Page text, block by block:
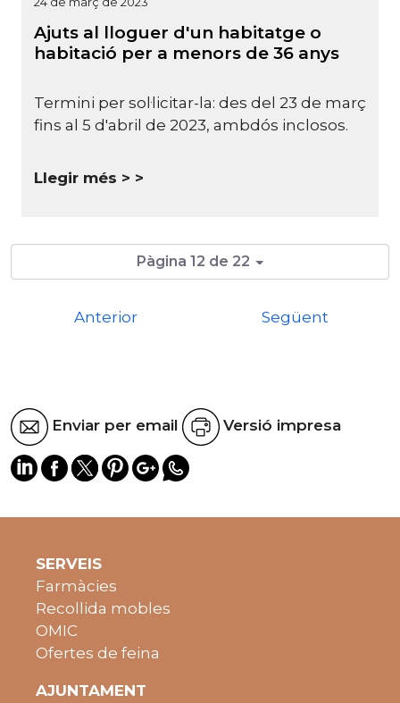
Ajuts al lloguer d'un habitatge o
habitació per a menors de 36 anys
Termini per sol·licitar-la: des del 23 de març
fins al 5 d'abril de 2023, ambdós inclosos.
Llegir més >
Pàgina 12 de 22
Anterior Següent
Enviar per email Versió impresa
SERVEIS
Farmàcies
Recollida mobles
OMIC
Ofertes de feina
AJUNTAMENT